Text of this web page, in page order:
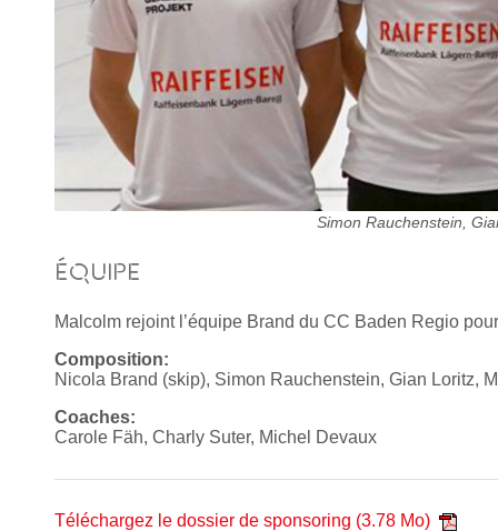
Simon Rauchenstein,
ÉQUIPE
Malcolm rejoint l’équipe Brand du CC Baden Regio
Composition:
Nicola Brand (skip), Simon Rauchenstein, Gian Loritz,
Coaches:
Carole Fäh, Charly Suter, Michel Devaux
Téléchargez le dossier de sponsoring (3.78 Mo)